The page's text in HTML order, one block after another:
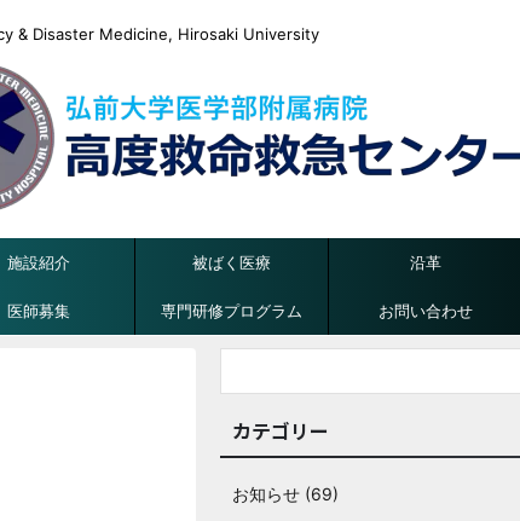
& Disaster Medicine, Hirosaki University
施設紹介 被ばく医療 沿革
医師募集 専門研修プログラム お問い合わせ
カテゴリー
お知らせ (69)